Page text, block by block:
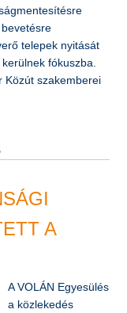
március 31-ig még
adapterekkel
de a
már a lokális
napos téli üzem
A
A VOLÁN Egyesülés